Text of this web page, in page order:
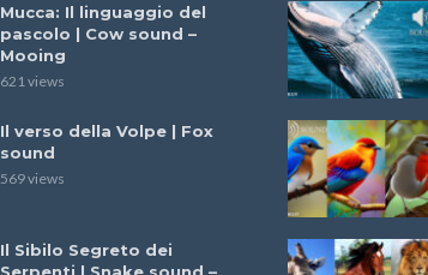
Mucca: Il linguaggio del
pascolo | Cow sound –
Mooing
621 views
Il verso della Volpe | Fox
sound
569 views
Il Sibilo Segreto dei